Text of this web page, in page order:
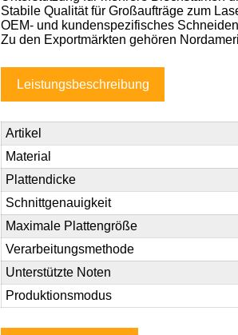
Stabile Qualität für Großaufträge zum
OEM- und kundenspezifisches
Zu den Exportmärkten gehören
Leistungsbeschreibung
Artikel
Material
Plattendicke
Schnittgenauigkeit
Maximale Plattengröße
Verarbeitungsmethode
Unterstützte Noten
Produktionsmodus